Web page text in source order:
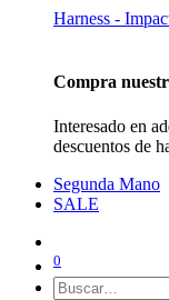
Harness -
Compra
Interesado en
descuentos de
Segunda Mano
SALE
0